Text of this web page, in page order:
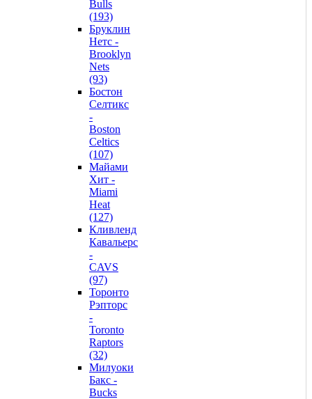
Bulls
(193)
Бруклин
Нетс -
Brooklyn
Nets
(93)
Бостон
Селтикс
-
Boston
Celtics
(107)
Майами
Хит -
Miami
Heat
(127)
Кливленд
Кавальерс
-
CAVS
(97)
Торонто
Рэпторс
-
Toronto
Raptors
(32)
Милуоки
Бакс -
Bucks